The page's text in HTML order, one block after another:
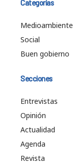
Categorías
Medioambiente
Social
Buen gobierno
Secciones
Entrevistas
Opinión
Actualidad
Agenda
Revista